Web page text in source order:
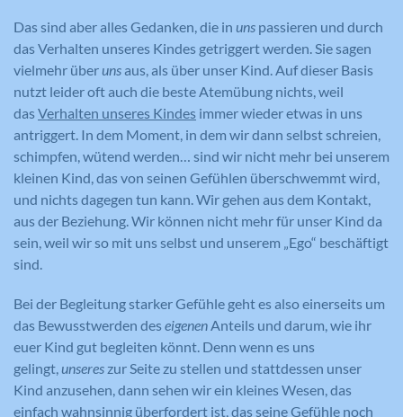
Das sind aber alles Gedanken, die in uns passieren und durch
das Verhalten unseres Kindes getriggert werden. Sie sagen
vielmehr über uns aus, als über unser Kind. Auf dieser Basis
nutzt leider oft auch die beste Atemübung nichts, weil
das Verhalten unseres Kindes immer wieder etwas in uns
antriggert. In dem Moment, in dem wir dann selbst schreien,
schimpfen, wütend werden… sind wir nicht mehr bei unserem
kleinen Kind, das von seinen Gefühlen überschwemmt wird,
und nichts dagegen tun kann. Wir gehen aus dem Kontakt,
aus der Beziehung. Wir können nicht mehr für unser Kind da
sein, weil wir so mit uns selbst und unserem „Ego“ beschäftigt
sind.
Bei der Begleitung starker Gefühle geht es also einerseits um
das Bewusstwerden des eigenenAnteils und darum, wie ihr
euer Kind gut begleiten könnt. Denn wenn es uns
gelingt, unseres zur Seite zu stellen und stattdessen unser
Kind anzusehen, dann sehen wir ein kleines Wesen, das
einfach wahnsinnig überfordert ist, das seine Gefühle noch